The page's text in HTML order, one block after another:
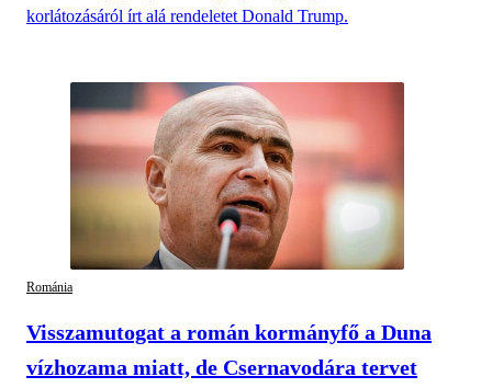
korlátozásáról írt alá rendeletet Donald Trump.
Románia
Visszamutogat a román kormányfő a Duna
vízhozama miatt, de Csernavodára tervet